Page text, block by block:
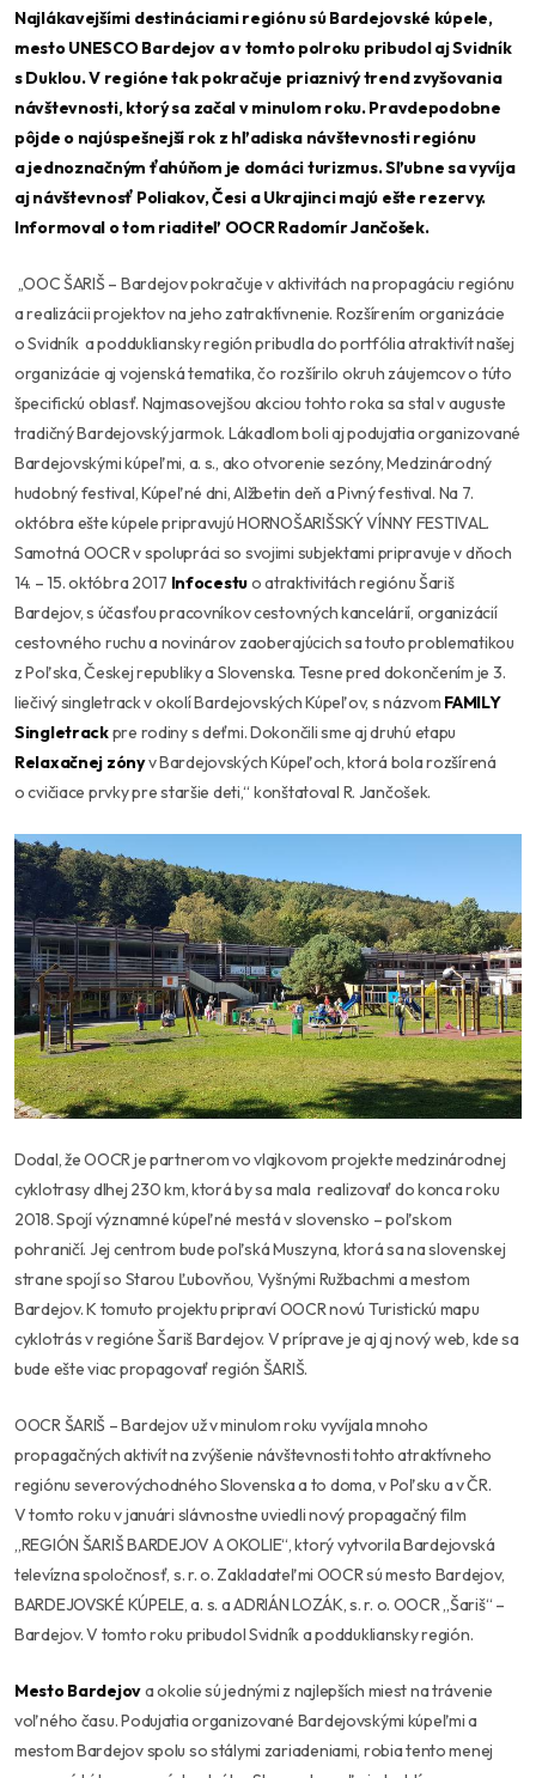
Najlákavejšími destináciami regiónu sú Bardejovské kúpele,
mesto UNESCO Bardejov a v tomto polroku pribudol aj Svidník
s Duklou. V regióne tak pokračuje priaznivý trend zvyšovania
návštevnosti, ktorý sa začal v minulom roku. Pravdepodobne
pôjde o najúspešnejší rok z hľadiska návštevnosti regiónu
a jednoznačným ťahúňom je domáci turizmus. Sľubne sa vyvíja
aj návštevnosť Poliakov, Česi a Ukrajinci majú ešte rezervy.
Informoval o tom riaditeľ OOCRRadomír Jančošek.
,,OOC ŠARIŠ – Bardejov pokračuje v aktivitách na propagáciu regiónu
a realizácii projektov na jeho zatraktívnenie. Rozšírením organizácie
o Svidník a poddukliansky región pribudla do portfólia atraktivít našej
organizácie aj vojenská tematika, čo rozšírilo okruh záujemcov o túto
špecifickú oblasť. Najmasovejšou akciou tohto roka sa stal v auguste
tradičný Bardejovský jarmok. Lákadlom boli aj podujatia organizované
Bardejovskými kúpeľmi, a. s., ako otvorenie sezóny, Medzinárodný
hudobný festival, Kúpeľné dni, Alžbetin deň a Pivný festival. Na 7.
októbra ešte kúpele pripravujú HORNOŠARIŠSKÝ VÍNNY FESTIVAL.
Samotná OOCR v spolupráci so svojimi subjektami pripravuje v dňoch
14. – 15. októbra 2017 Infocestuo atraktivitách regiónu Šariš
Bardejov, s účasťou pracovníkov cestovných kancelárií, organizácií
cestovného ruchu a novinárov zaoberajúcich sa touto problematikou
z Poľska, Českej republiky a Slovenska. Tesne pred dokončením je 3.
liečivý singletrack v okolí Bardejovských Kúpeľov, s názvom FAMILY
Singletrackpre rodiny s deťmi. Dokončili sme aj druhú etapu
Relaxačnej zónyv Bardejovských Kúpeľoch, ktorá bola rozšírená
o cvičiace prvky pre staršie deti,“ konštatoval R. Jančošek.
Dodal, že OOCR je partnerom vo vlajkovom projekte medzinárodnej
cyklotrasy dlhej 230 km, ktorá by sa mala realizovať do konca roku
2018. Spojí významné kúpeľné mestá v slovensko – poľskom
pohraničí. Jej centrom bude poľská Muszyna, ktorá sa na slovenskej
strane spojí so Starou Ľubovňou, Vyšnými Ružbachmi a mestom
Bardejov. K tomuto projektu pripraví OOCR novú Turistickú mapu
cyklotrás v regióne Šariš Bardejov. V príprave je aj aj nový web, kde sa
bude ešte viac propagovať región ŠARIŠ.
OOCR ŠARIŠ – Bardejov už v minulom roku vyvíjala mnoho
propagačných aktivít na zvýšenie návštevnosti tohto atraktívneho
regiónu severovýchodného Slovenska a to doma, v Poľsku a v ČR.
V tomto roku v januári slávnostne uviedli nový propagačný film
„REGIÓN ŠARIŠ BARDEJOV A OKOLIE“, ktorý vytvorila Bardejovská
televízna spoločnosť, s. r. o. Zakladateľmi OOCR sú mesto Bardejov,
BARDEJOVSKÉ KÚPELE, a. s. a ADRIÁN LOZÁK, s. r. o. OOCR „Šariš“ –
Bardejov. V tomto roku pribudol Svidník a poddukliansky región.
Mesto Bardejova okolie sú jednými z najlepších miest na trávenie
voľného času. Podujatia organizované Bardejovskými kúpeľmi a
mestom Bardejov spolu so stálymi zariadeniami, robia tento menej